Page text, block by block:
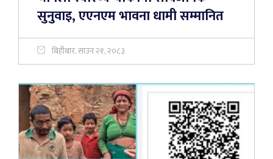
सुनुवाइ, एएनएम भावना धामी सम्मानित
बिहीबार, साउन २१, २०८३